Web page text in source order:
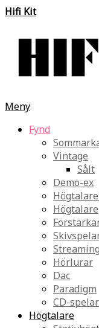
Hifi Kit
Meny
Fynd
Vintage
Sålt
Demo-ex
Högtalare
Streaming
Hörlurar
Dac
Paradigm
CD-
Högtalare